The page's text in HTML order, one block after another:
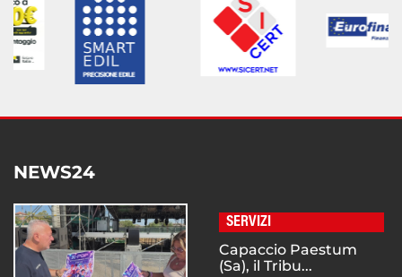
NEWS24
SERVIZI
Capaccio Paestum
(Sa), il Tribu...